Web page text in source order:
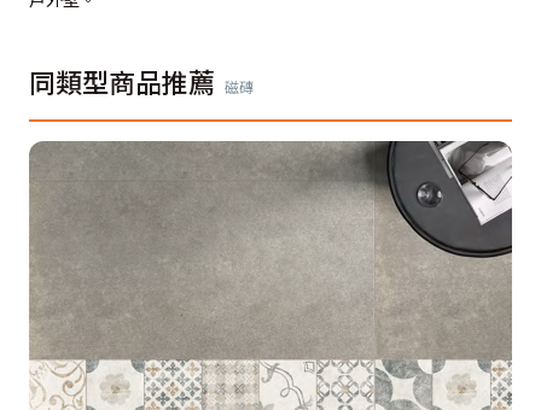
同類型商品推薦 磁磚